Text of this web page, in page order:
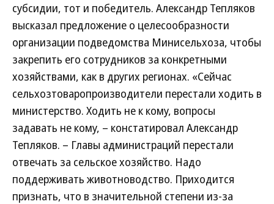
субсидии, тот и победитель. Александр Тепляков
высказал предложение о целесообразности
организации подведомства Минисельхоза, чтобы
закрепить его сотрудников за конкретными
хозяйствами, как в других регионах. «Сейчас
сельхозтоваропроизводители перестали ходить в
министерство. Ходить не к кому, вопросы
задавать не кому, – констатировал Александр
Тепляков. – Главы администраций перестали
отвечать за сельское хозяйство. Надо
поддерживать животноводство. Приходится
признать, что в значительной степени из-за